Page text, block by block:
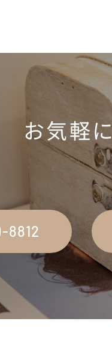
お気軽に
8812